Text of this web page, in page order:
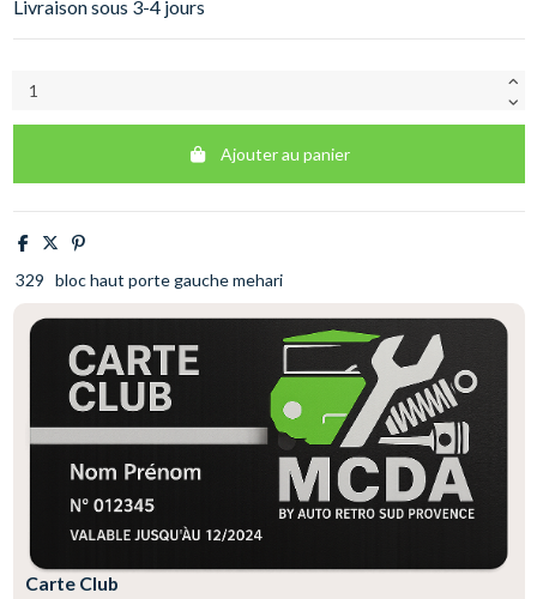
Livraison sous 3-4 jours
Ajouter au panier
329 bloc haut porte gauche mehari
Carte Club